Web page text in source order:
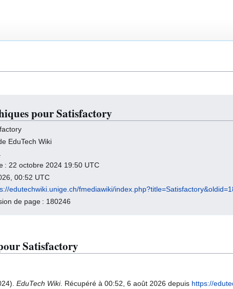
pour Satisfactory
EduTech Wiki
: 22 octobre 2024 19:50 UTC
00:52 UTC
edutechwiki.unige.ch/fmediawiki/
de page : 180246
Satisfactory
EduTech Wiki. Récupéré à 00:52, 6 août 2026 depuis https://